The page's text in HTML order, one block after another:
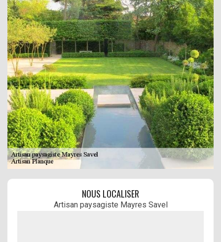
NOUS LOCALISER
Artisan paysagiste Mayres Savel